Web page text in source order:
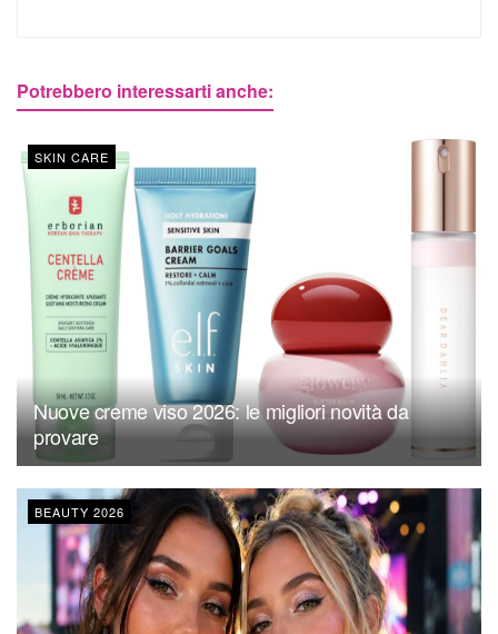
Potrebbero interessarti anche:
SKIN CARE
Nuove creme viso 2026: le migliori novità da
provare
BEAUTY 2026